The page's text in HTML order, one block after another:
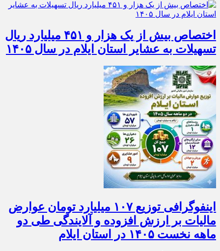
اختصاص بیش از یک هزار و ۴۵۱ میلیارد ریال
تسهیلات به عشایر استان ایلام در سال ۱۴۰۵
اینفوگرافی توزیع ۱۰۷ میلیارد تومان عوارض
مالیات بر ارزش افزوده و آلایندگی طی دو
ماهه نخست ۱۴۰۵ در استان ایلام